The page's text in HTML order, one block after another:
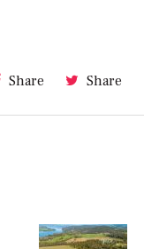
Share Share